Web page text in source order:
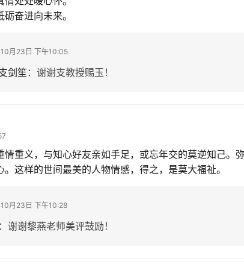
奋进向未来。
月23日 下午10:05
剑笙： 谢谢支教授赐玉！
情重义，与知心好友亲如手足，或忘年交的莫逆知己。
这样的世间最美的人物情感，得之，是莫大福祉。
月23日 下午10:28
： 谢谢黎燕老师美评鼓励！